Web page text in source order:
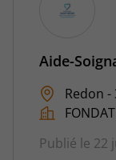
Aide-
Redon -
Publié le 22